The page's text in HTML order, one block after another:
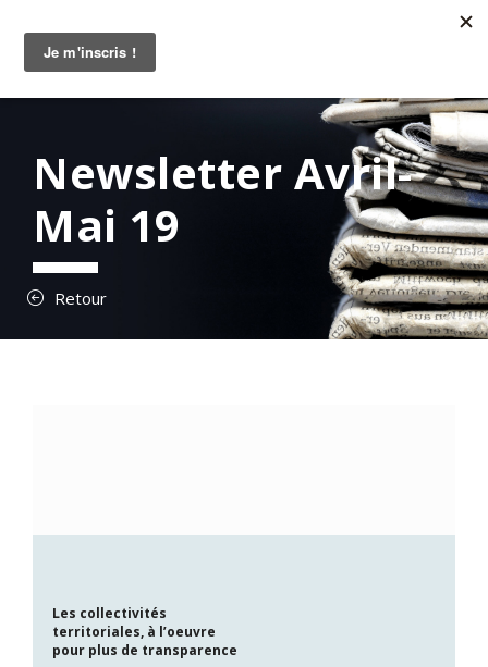
Newsletter Avril-
Mai 19
Retour
Les collectivités
territoriales, à l’oeuvre
pour plus de transparence